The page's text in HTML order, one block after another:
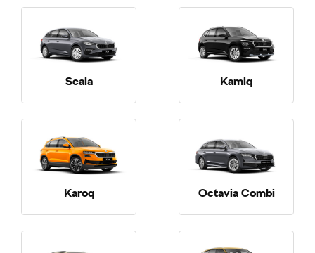
Scala Kamiq
Karoq Octavia Combi